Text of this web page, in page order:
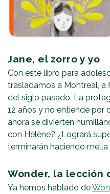
Jane, el zorro y yo
Con este libro para
trasladamos a Montreal, a
del siglo pasado. La
12 años y no entiende por
ahora se divierten
con Hélène? ¿Logrará
terminarán haciendo
Wonder, la lección
Ya hemos hablado de